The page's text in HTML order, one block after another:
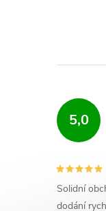
5,0
Solidní
dodání